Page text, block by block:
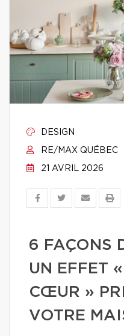
DESIGN
RE/MAX QUÉBEC
21 AVRIL 2026
6 FAÇONS
UN EFFET
CŒUR »
VOTRE